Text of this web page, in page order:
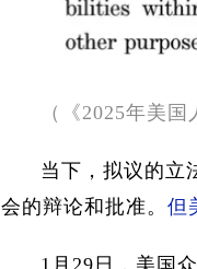
（《2025年美
当下，拟议的立
会的辩论和批准。 但